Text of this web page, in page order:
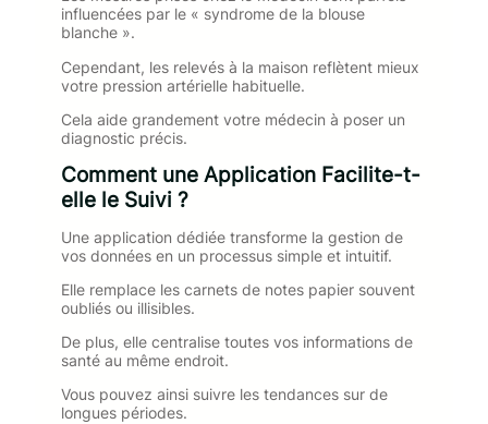
influencées par le « syndrome de la blouse
blanche ».
Cependant, les relevés à la maison reflètent mieux
votre pression artérielle habituelle.
Cela aide grandement votre médecin à poser un
diagnostic précis.
Comment une Application Facilite-t-
elle le Suivi ?
Une application dédiée transforme la gestion de
vos données en un processus simple et intuitif.
Elle remplace les carnets de notes papier souvent
oubliés ou illisibles.
De plus, elle centralise toutes vos informations de
santé au même endroit.
Vous pouvez ainsi suivre les tendances sur de
longues périodes.